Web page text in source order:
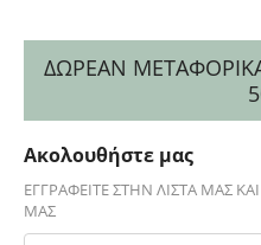
ΔΩΡΕΑΝ
Ακολουθήστε μας
ΕΓΓΡΑΦΕΊΤΕ ΣΤΗΝ ΛΊΣΤΑ ΜΑΣ
ΜΑΣ